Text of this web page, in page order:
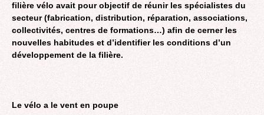
filière vélo avait pour objectif de réunir les spécialistes du
secteur (fabrication, distribution, réparation, associations,
collectivités, centres de formations…) afin de cerner les
nouvelles habitudes et d’identifier les conditions d’un
développement de la filière.
Le vélo a le vent en poupe